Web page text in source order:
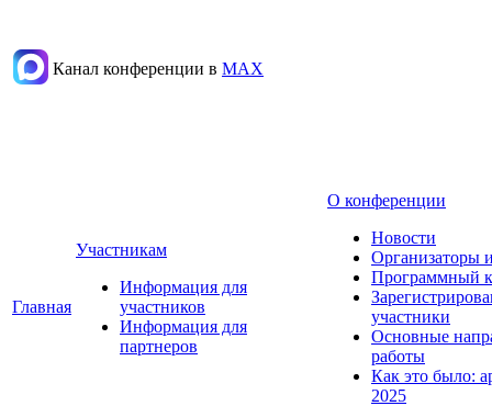
Канал конференции в МАХ
Главная
Участникам
Информация для
участников
Информация для
партнеров
О конференции
Новости
Организаторы
Программный
участники
Основные
работы
Как это было:
2025